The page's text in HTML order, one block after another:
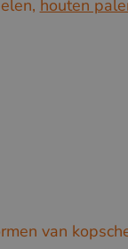
houten
van